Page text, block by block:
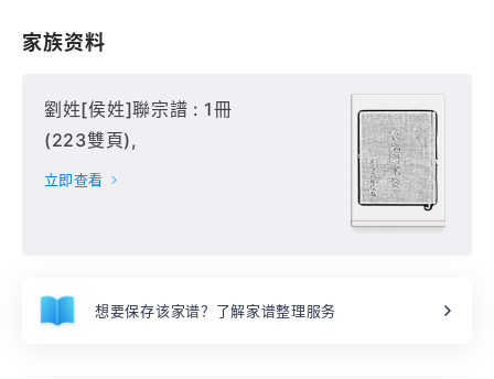
家族资料
劉姓[侯姓]聯宗譜 : 1冊
(223雙頁),
立即查看
想要保存该家谱？了解家谱整理服务